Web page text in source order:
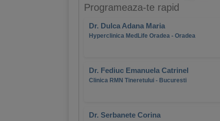
Programeaza-te rapid
Dr. Dulca Adana Maria
Hyperclinica MedLife Oradea - Oradea
Dr. Fediuc Emanuela Catrinel
Clinica RMN Tineretului - Bucuresti
Dr. Serbanete Corina